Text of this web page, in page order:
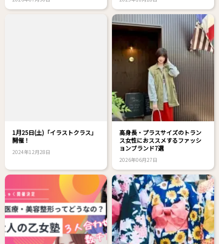
1月25日(土)「イラストクラス」
開催！
2024年12月28日
高身長・プラスサイズのトラン
ス女性におススメするファッシ
ョンブランド7選
2026年06月27日